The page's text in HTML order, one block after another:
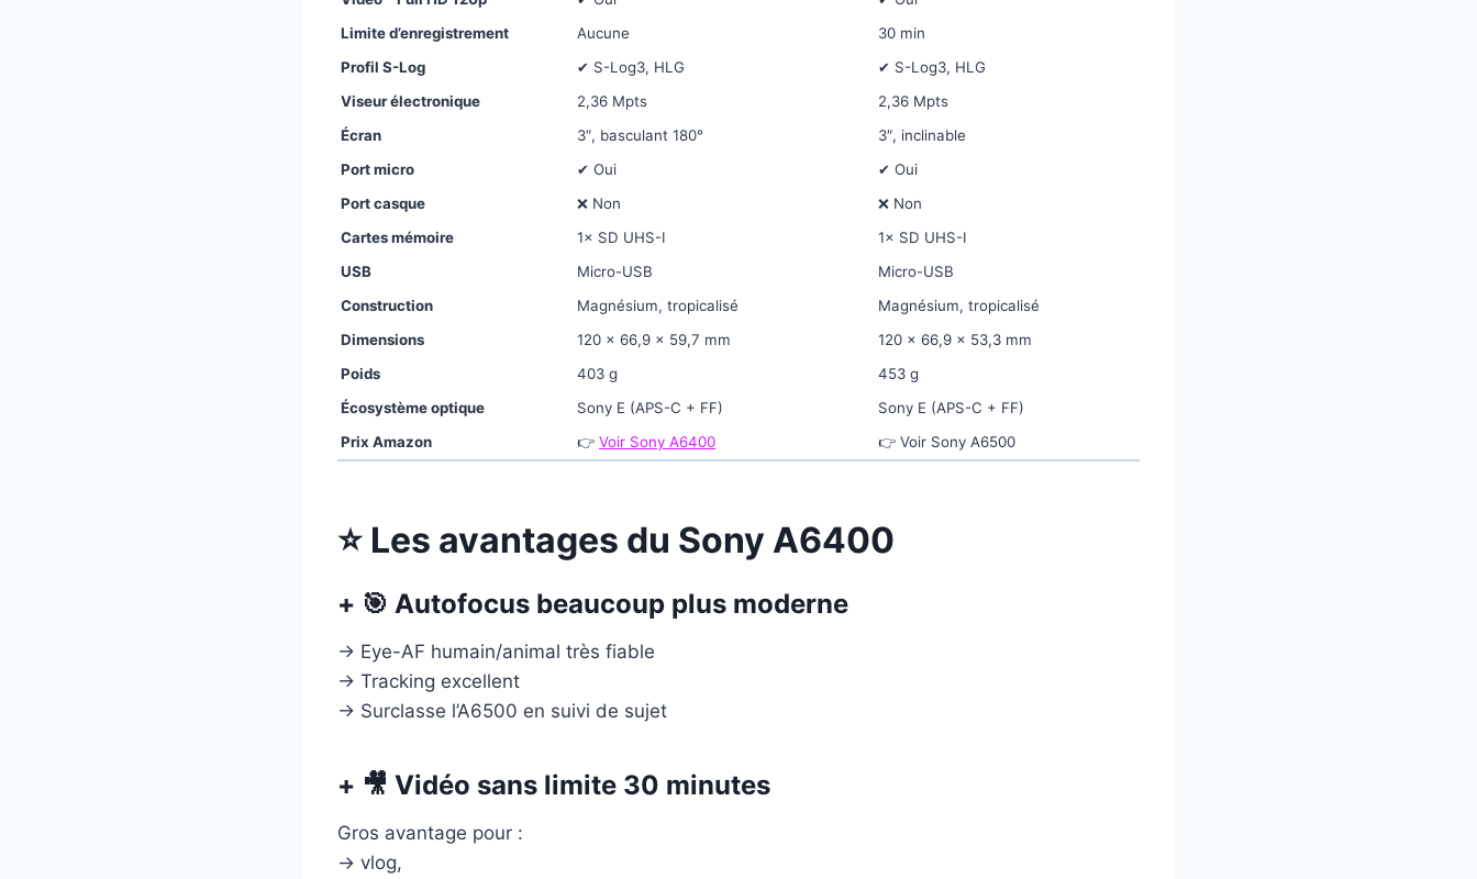
Limite d’enregistrement
Aucune
30 min
Profil S-Log
✔ S-Log3, HLG
✔ S-Log3, HLG
Viseur électronique
2,36 Mpts
2,36 Mpts
Écran
3″, basculant 180°
3″, inclinable
Port micro
✔ Oui
✔ Oui
Port casque
❌ Non
❌ Non
Cartes mémoire
1× SD UHS-I
1× SD UHS-I
USB
Micro-USB
Micro-USB
Construction
Magnésium, tropicalisé
Magnésium, tropicalisé
Dimensions
120 × 66,9 × 59,7 mm
120 × 66,9 × 53,3 mm
Poids
403 g
453 g
Écosystème optique
Sony E (APS-C + FF)
Sony E (APS-C + FF)
Prix Amazon
👉 Voir Sony A6400 👉 Voir Sony A6500
⭐ Les avantages du Sony A6400
+ 🎯 Autofocus beaucoup plus moderne
→ Eye-AF humain/animal très fiable
→ Tracking excellent
→ Surclasse l’A6500 en suivi de sujet
+ 🎥 Vidéo sans limite 30 minutes
Gros avantage pour :
→ vlog,